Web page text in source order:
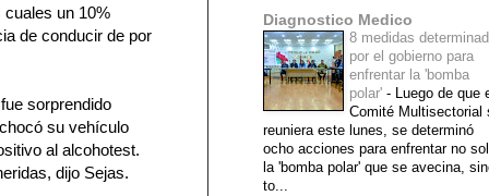
un 10%
de conducir de por
sorprendido
su vehículo
al alcohotest.
dijo Sejas.
Diagnostico Medico
8 medidas
por el gobierno para
enfrentar la 'bomba
polar' - Luego de que
Comité Multisectorial
reuniera este lunes, se determinó
ocho acciones para enfrentar no
la 'bomba polar' que se avecina,
to...